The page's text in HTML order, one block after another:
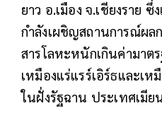
ยาว อ.เมือง จ.เชียงราย
กำลังเผชิญสถานการณ์ผ
สารโลหะหนักเกินค่ามาต
เหมืองแร่แรร์เอิร์ธและเ
ในฝั่งรัฐฉาน ประเทศเมีย